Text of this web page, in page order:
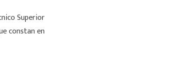
Superior
constan en